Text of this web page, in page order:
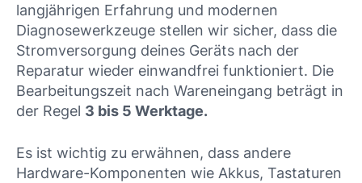
langjährigen Erfahrung und modernen
Diagnosewerkzeuge stellen wir sicher, dass die
Stromversorgung deines Geräts nach der
Reparatur wieder einwandfrei funktioniert. Die
Bearbeitungszeit nach Wareneingang beträgt in
der Regel 3 bis 5 Werktage.
Es ist wichtig zu erwähnen, dass andere
Hardware-Komponenten wie Akkus, Tastaturen